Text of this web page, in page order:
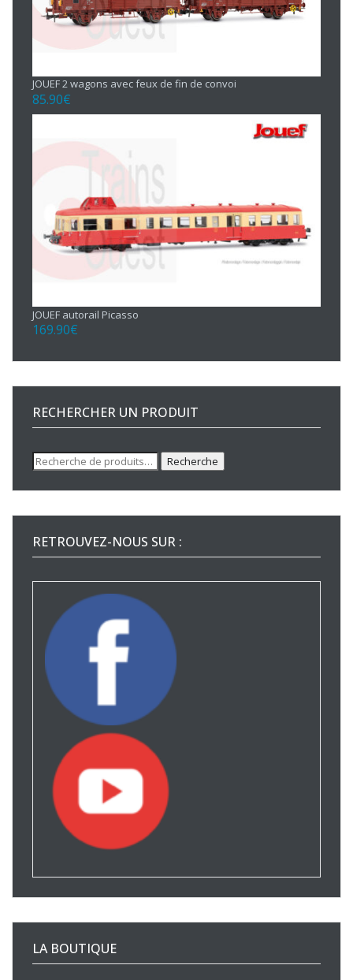
JOUEF 2 wagons avec feux de fin de convoi
85.90€
JOUEF autorail Picasso
169.90€
RECHERCHER UN PRODUIT
Recherche
pour :
Recherche
RETROUVEZ-NOUS SUR :
LA BOUTIQUE